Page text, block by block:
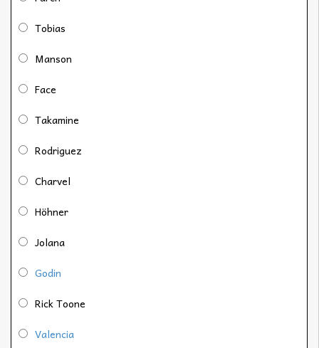
Tobias
Manson
Face
Takamine
Rodriguez
Charvel
Höhner
Jolana
Godin
Rick Toone
Valencia